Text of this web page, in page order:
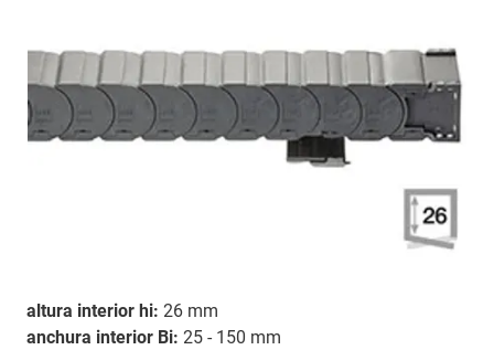
altura interior hi: 26 mm
anchura interior Bi: 25 - 150 mm